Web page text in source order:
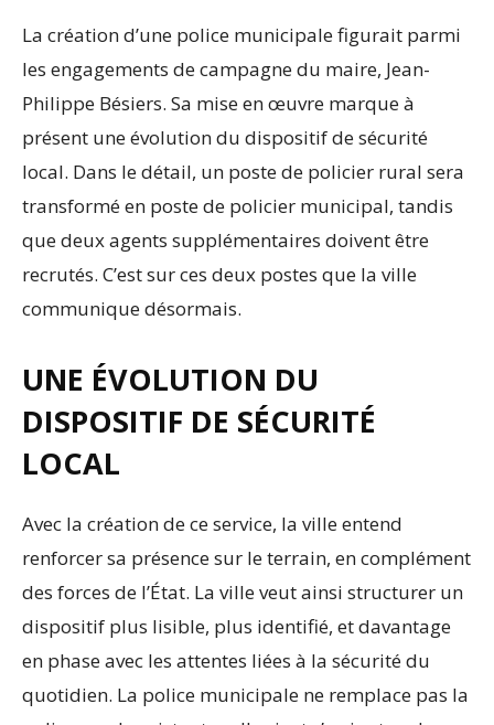
La création d’une police municipale figurait parmi
les engagements de campagne du maire, Jean-
Philippe Bésiers. Sa mise en œuvre marque à
présent une évolution du dispositif de sécurité
local. Dans le détail, un poste de policier rural sera
transformé en poste de policier municipal, tandis
que deux agents supplémentaires doivent être
recrutés. C’est sur ces deux postes que la ville
communique désormais.
UNE ÉVOLUTION DU
DISPOSITIF DE SÉCURITÉ
LOCAL
Avec la création de ce service, la ville entend
renforcer sa présence sur le terrain, en complément
des forces de l’État. La ville veut ainsi structurer un
dispositif plus lisible, plus identifié, et davantage
en phase avec les attentes liées à la sécurité du
quotidien. La police municipale ne remplace pas la